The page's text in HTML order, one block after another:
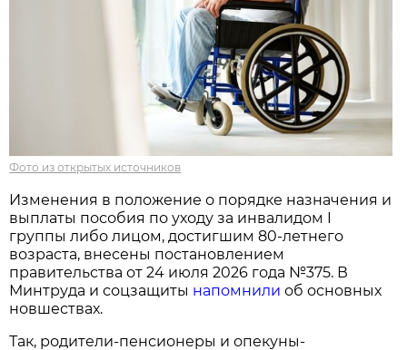
Фото из открытых источников
Изменения в положение о порядке назначения и
выплаты пособия по уходу за инвалидом I
группы либо лицом, достигшим 80-летнего
возраста, внесены постановлением
правительства от 24 июля 2026 года №375. В
Минтруда и соцзащиты напомнили об основных
новшествах.
Так, родители-пенсионеры и опекуны-